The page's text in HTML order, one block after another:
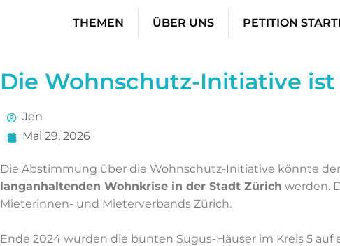
THEMEN ÜBER UNS PETITION
Die Wohnschutz-Initiative
Jen
Mai 29, 2026
Die Abstimmung über die Wohnschutz-Initiative könnte der
langanhaltenden Wohnkrise in der Stadt Zürich werden.
Mieterinnen- und Mieterverbands Zürich.
Ende 2024 wurden die bunten Sugus-Häuser im Kreis 5